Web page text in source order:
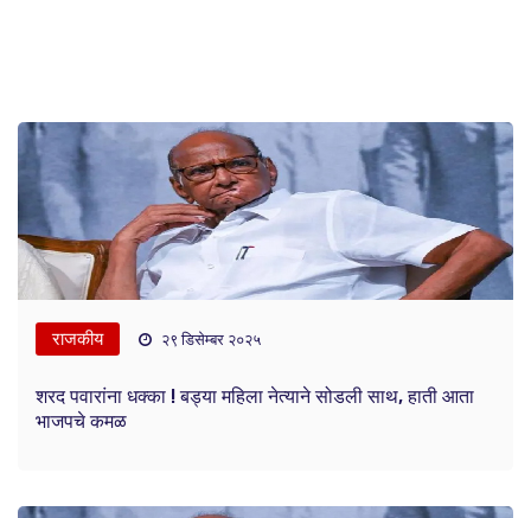
राजकीय २९ डिसेम्बर २०२५
शरद पवारांना धक्का ! बड्या महिला नेत्याने सोडली साथ, हाती आता
भाजपचे कमळ